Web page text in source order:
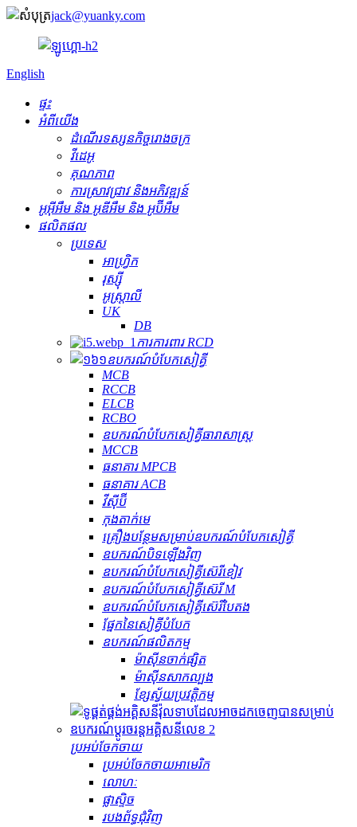
jack@yuanky.com
English
ផ្ទះ
អំពីយើង
ដំណើរទស្សនកិច្ចរោងចក្រ
វីដេអូ
គុណភាព
ការស្រាវជ្រាវ និងអភិវឌ្ឍន៍
អូអ៊ីអឹម និង អូឌីអឹម និង អូប៊ីអឹម
ផលិតផល
ប្រទេស
អាហ្វ្រិក
រុស្ស៊ី
អូស្ត្រាលី
UK
DB
ការការពារ RCD
ឧបករណ៍​បំបែក​សៀគ្វី
MCB
RCCB
ELCB
RCBO
ឧបករណ៍បំបែកសៀគ្វីធារាសាស្ត្រ
MCCB
ធនាគារ MPCB
ធនាគារ ACB
វីស៊ីប៊ី
កុងតាក់មេ
គ្រឿងបន្ថែមសម្រាប់ឧបករណ៍បំបែកសៀគ្វី
ឧបករណ៍បិទឡើងវិញ
ឧបករណ៍បំបែកសៀគ្វីស៊េរីខៀវ
ឧបករណ៍បំបែកសៀគ្វីស៊េរី M
ឧបករណ៍បំបែកសៀគ្វីស៊េរីបៃតង
ផ្នែកនៃសៀគ្វីបំបែក
ឧបករណ៍ផលិតកម្ម
ម៉ាស៊ីនចាក់ផ្សិត
ម៉ាស៊ីនសាកល្បង
ខ្សែស្វ័យប្រវត្តិកម្ម
ប្រអប់ចែកចាយ
ប្រអប់ចែកចាយអាមេរិក
លោហៈ
ផ្លាស្ទិច
របងព័ទ្ធជុំវិញ